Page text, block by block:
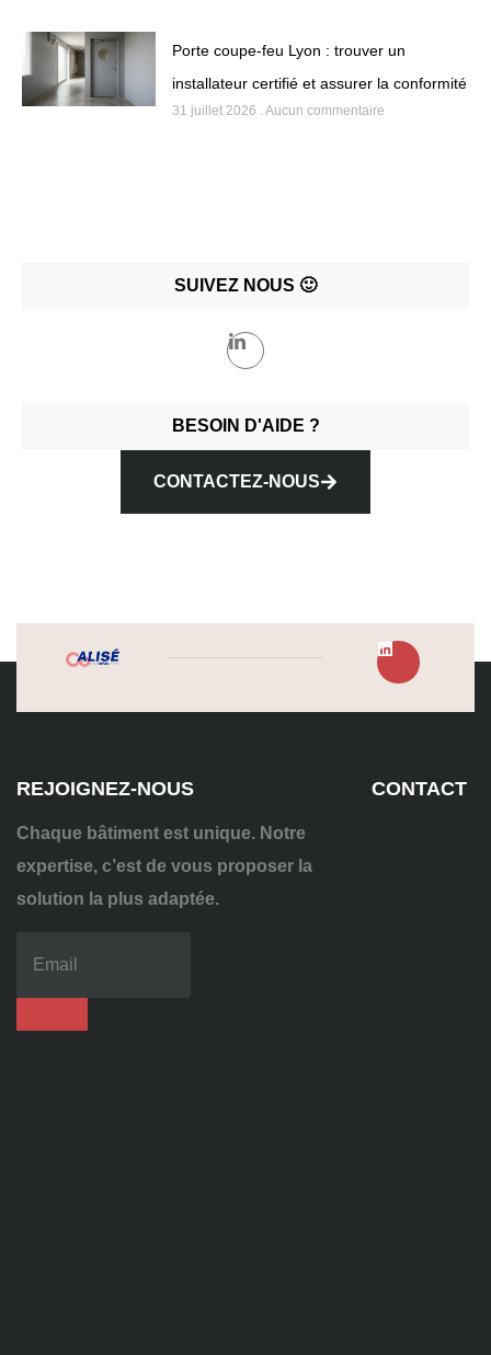
Porte coupe-feu Lyon : trouver un
installateur certifié et assurer la conformité
31 juillet 2026 Aucun commentaire
SUIVEZ NOUS 🙂
BESOIN D'AIDE ?
CONTACTEZ-NOUS
REJOIGNEZ-NOUS
Chaque bâtiment est unique. Notre
expertise, c’est de vous proposer la
solution la plus adaptée.
CONTACT